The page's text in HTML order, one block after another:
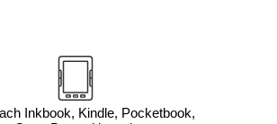
Inkbook, Kindle, Pocketbook,